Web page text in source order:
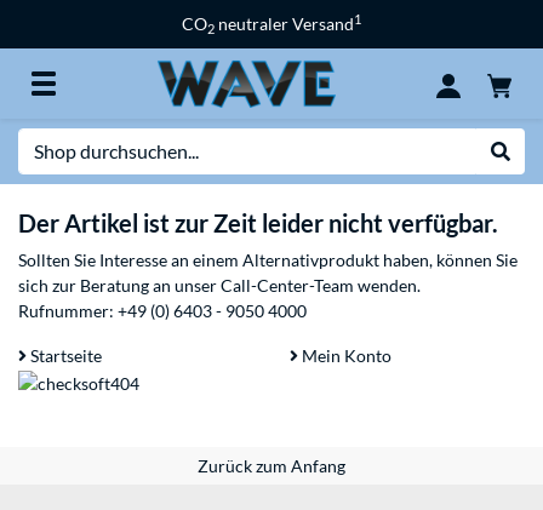
CO2 neutraler Versand1
Der Artikel ist zur Zeit leider nicht verfügbar.
Sollten Sie Interesse an einem Alternativprodukt haben, können Sie
sich zur Beratung an unser Call-Center-Team wenden.
Rufnummer: +49 (0) 6403 - 9050 4000
Startseite Mein Konto
Zurück zum Anfang